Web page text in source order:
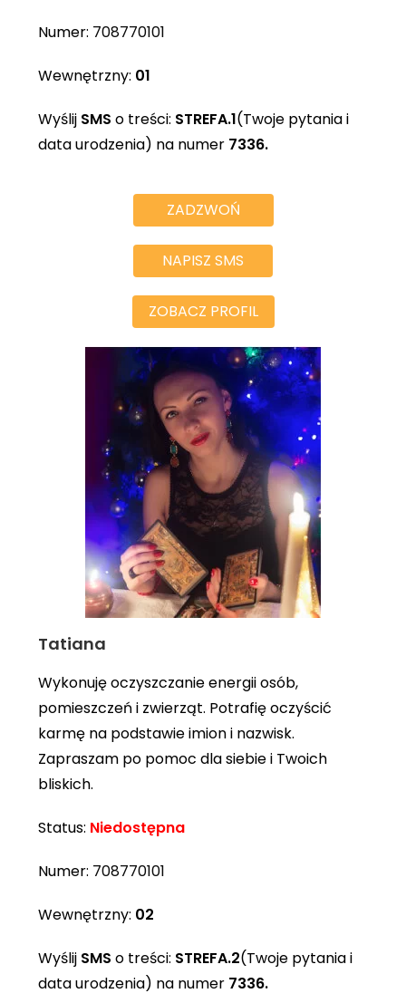
Numer: 708770101
Wewnętrzny: 01
Wyślij SMS o treści: STREFA.1(Twoje pytania i
data urodzenia) na numer 7336.
ZADZWOŃ
NAPISZ SMS
ZOBACZ PROFIL
Tatiana
Wykonuję oczyszczanie energii osób,
pomieszczeń i zwierząt. Potrafię oczyścić
karmę na podstawie imion i nazwisk.
Zapraszam po pomoc dla siebie i Twoich
bliskich.
Status: Niedostępna
Numer: 708770101
Wewnętrzny: 02
Wyślij SMS o treści: STREFA.2(Twoje pytania i
data urodzenia) na numer 7336.